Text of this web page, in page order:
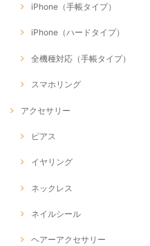
iPhone（手帳タイプ）
iPhone（ハードタイプ）
全機種対応（手帳タイプ）
スマホリング
アクセサリー
ピアス
イヤリング
ネックレス
ネイルシール
ヘアーアクセサリー